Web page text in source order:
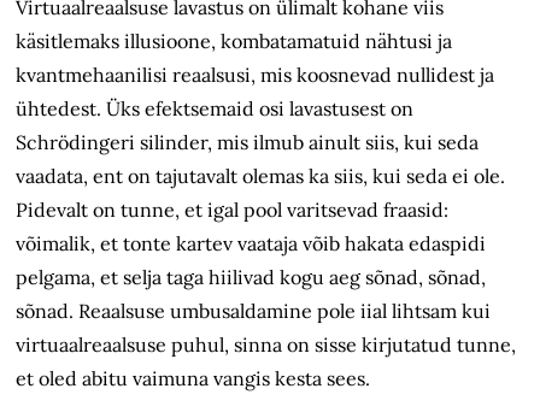
Virtuaalreaalsuse lavastus on ülimalt kohane viis
käsitlemaks illusioone, kombatamatuid nähtusi ja
kvantmehaanilisi reaalsusi, mis koosnevad nullidest ja
ühtedest. Üks efektsemaid osi lavastusest on
Schrödingeri silinder, mis ilmub ainult siis, kui seda
vaadata, ent on tajutavalt olemas ka siis, kui seda ei ole.
Pidevalt on tunne, et igal pool varitsevad fraasid:
võimalik, et tonte kartev vaataja võib hakata edaspidi
pelgama, et selja taga hiilivad kogu aeg sõnad, sõnad,
sõnad. Reaalsuse umbusaldamine pole iial lihtsam kui
virtuaalreaalsuse puhul, sinna on sisse kirjutatud tunne,
et oled abitu vaimuna vangis kesta sees.